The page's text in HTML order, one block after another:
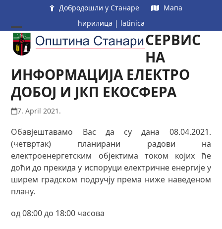
content
Добродошли у Станаре
Мапа
ћирилица | latinica
Open
mobile
menu
Close
mobile
menu
СЕРВИС
НА
ИНФОРМАЦИЈА ЕЛЕКТРО
ДОБОЈ И ЈКП ЕКОСФЕРА
7. April 2021.
Обавјештавамо Вас да су дана 08.04.2021.
(четвртак) планирани радови на
електроенергетским објектима током којих ће
доћи до прекида у испоруци електричне енергије у
ширем градском подручју према ниже наведеном
плану.
од 08:00 до 18:00 часова